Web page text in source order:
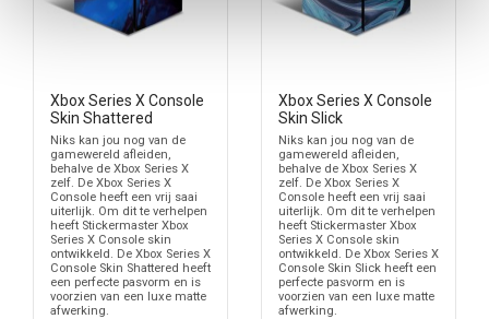
Xbox Series X Console
Skin Shattered
Niks kan jou nog van de
gamewereld afleiden,
behalve de Xbox Series X
zelf. De Xbox Series X
Console heeft een vrij saai
uiterlijk. Om dit te verhelpen
heeft Stickermaster Xbox
Series X Console skin
ontwikkeld. De Xbox Series X
Console Skin Shattered heeft
een perfecte pasvorm en is
voorzien van een luxe matte
afwerking.
Xbox Series X Console
Skin Slick
Niks kan jou nog van de
gamewereld afleiden,
behalve de Xbox Series X
zelf. De Xbox Series X
Console heeft een vrij saai
uiterlijk. Om dit te verhelpen
heeft Stickermaster Xbox
Series X Console skin
ontwikkeld. De Xbox Series X
Console Skin Slick heeft een
perfecte pasvorm en is
voorzien van een luxe matte
afwerking.